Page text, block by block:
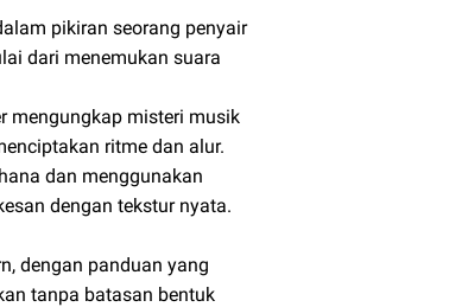
pikiran seorang penyair
dari menemukan suara
mengungkap misteri musik
ritme dan alur.
dan menggunakan
dengan tekstur nyata.
dengan panduan yang
tanpa batasan bentuk